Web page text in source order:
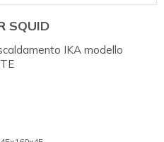
SQUID
IKA modello